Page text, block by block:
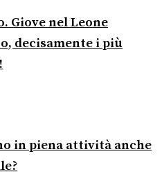
Giove nel Leone
decisamente i più
in piena attività anche